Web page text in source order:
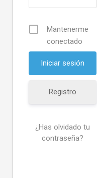
Mantenerme
conectado
Registro
¿Has olvidado tu
contraseña?